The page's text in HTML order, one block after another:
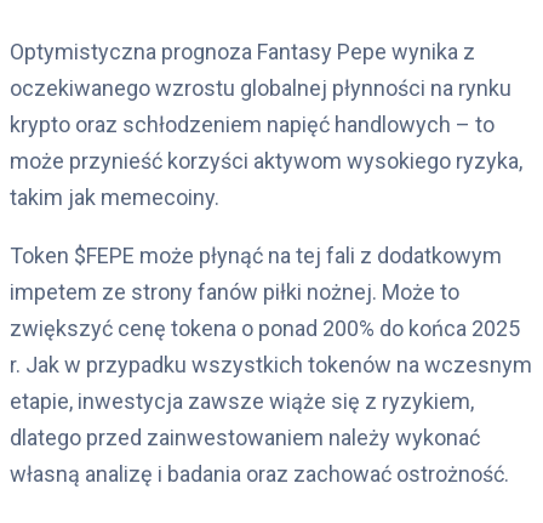
Optymistyczna prognoza Fantasy Pepe wynika z
oczekiwanego wzrostu globalnej płynności na rynku
krypto oraz schłodzeniem napięć handlowych – to
może przynieść korzyści aktywom wysokiego ryzyka,
takim jak memecoiny.
Token $FEPE może płynąć na tej fali z dodatkowym
impetem ze strony fanów piłki nożnej. Może to
zwiększyć cenę tokena o ponad 200% do końca 2025
r. Jak w przypadku wszystkich tokenów na wczesnym
etapie, inwestycja zawsze wiąże się z ryzykiem,
dlatego przed zainwestowaniem należy wykonać
własną analizę i badania oraz zachować ostrożność.